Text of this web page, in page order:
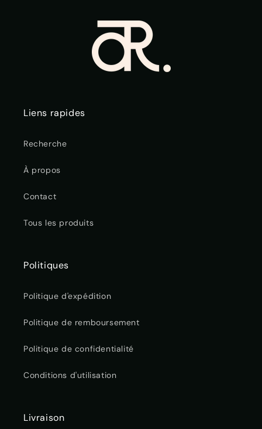
Liens rapides
Recherche
À propos
Contact
Tous les produits
Politiques
Politique d'expédition
Politique de remboursement
Politique de confidentialité
Conditions d'utilisation
Livraison